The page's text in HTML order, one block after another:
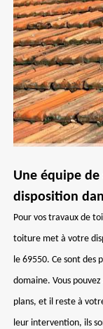
Une équipe
disposition
Pour vos travaux de
toiture met à votre
le 69550. Ce sont des
domaine. Vous
plans, et il reste à
leur intervention, ils